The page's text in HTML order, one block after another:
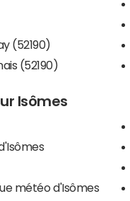
(52190)
(52190)
Isômes
météo d'Isômes